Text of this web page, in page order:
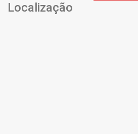
Localização